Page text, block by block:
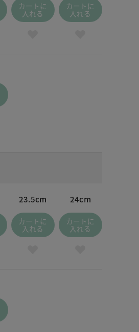
カートに
入れる
カートに
入れる
23.5cm
カートに
入れる
24cm
カートに
入れる